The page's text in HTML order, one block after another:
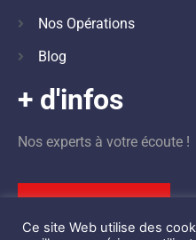
Nos Opérations
Blog
+ d'infos
Nos experts à votre écoute !
Ce site Web utilise des